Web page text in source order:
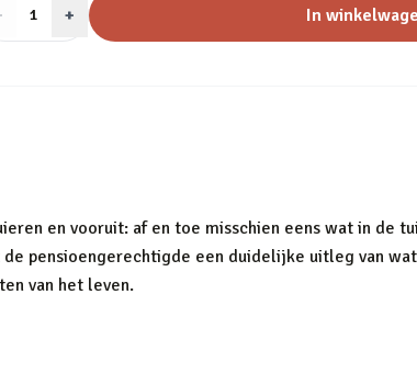
Aantal
1 + In
en vooruit: af en toe misschien eens wat in de
pensioengerechtigde een duidelijke uitleg van
van het leven.